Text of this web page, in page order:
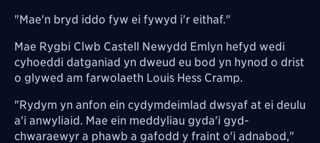
"Mae'n bryd iddo fyw ei fywyd i'r eithaf."
Mae Rygbi Clwb Castell Newydd Emlyn hefyd wedi
cyhoeddi datganiad yn dweud eu bod yn hynod o drist
o glywed am farwolaeth Louis Hess Cramp.
"Rydym yn anfon ein cydymdeimlad dwsyaf at ei deulu
a'i anwyliaid. Mae ein meddyliau gyda'i gyd-
chwaraewyr a phawb a gafodd y fraint o'i adnabod,"